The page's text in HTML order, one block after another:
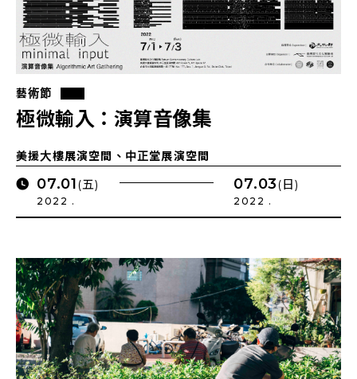
藝術節
極微輸入：演算音像集
美援大樓展演空間、中正堂展演空間
07.01(五)
2022 .
07.03(日)
2022 .